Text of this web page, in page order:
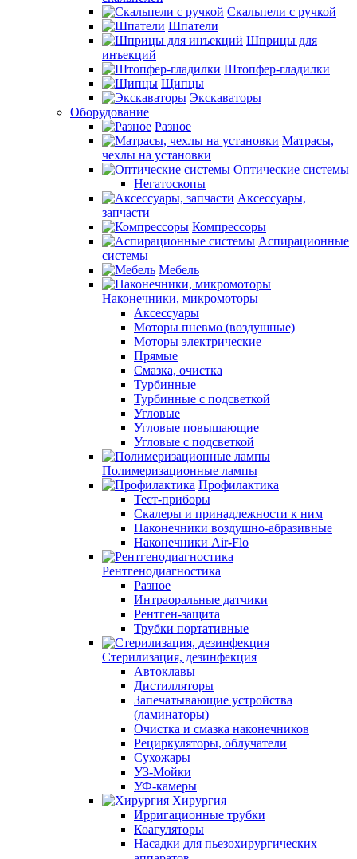
Скальпели с ручкой
Шпатели
Шприцы для
инъекций
Штопфер-гладилки
Щипцы
Экскаваторы
Оборудование
Разное
Матрасы,
чехлы на установки
Оптические системы
Негатоскопы
Аксессуары,
запчасти
Компрессоры
Аспирационные
системы
Мебель
Наконечники, микромоторы
Аксессуары
Моторы пневмо (воздушные)
Моторы электрические
Прямые
Смазка, очистка
Турбинные
Турбинные с подсветкой
Угловые
Угловые повышающие
Угловые с подсветкой
Полимеризационные лампы
Профилактика
Тест-приборы
Скалеры и принадлежности к ним
Наконечники воздушно-абразивные
Наконечники Air-Flo
Рентгенодиагностика
Разное
Интраоральные датчики
Рентген-защита
Трубки портативные
Стерилизация, дезинфекция
Автоклавы
Дистилляторы
Запечатывающие устройства
(ламинаторы)
Очистка и смазка наконечников
Рециркуляторы, облучатели
Сухожары
УЗ-Мойки
УФ-камеры
Хирургия
Ирригационные трубки
Коагуляторы
Насадки для пьезохирургических